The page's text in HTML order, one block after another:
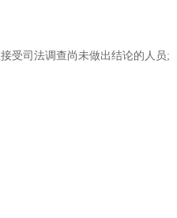
受司法调查尚未做出结论的人员;